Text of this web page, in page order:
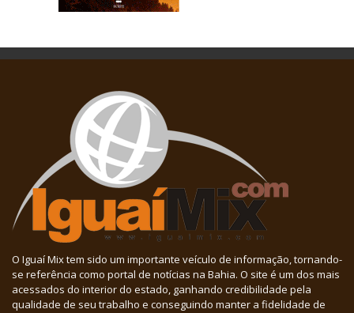
O Iguaí Mix tem sido um importante veículo de informação, tornando-
se referência como portal de notícias na Bahia. O site é um dos mais
acessados do interior do estado, ganhando credibilidade pela
qualidade de seu trabalho e conseguindo manter a fidelidade de